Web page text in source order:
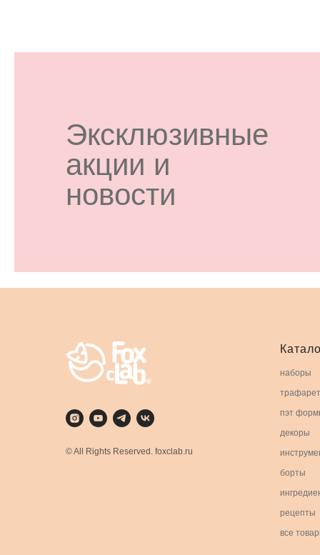
Эксклюзивные
акции и
новости
© All Rights Reserved. foxclab.ru
наборы
пэт
декоры
борты
рецепты
все